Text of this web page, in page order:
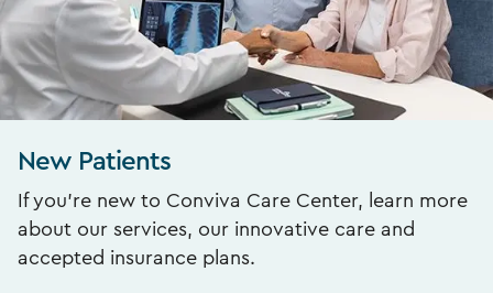
New Patients
If you’re new to Conviva Care Center, learn more
about our services, our innovative care and
accepted insurance plans.